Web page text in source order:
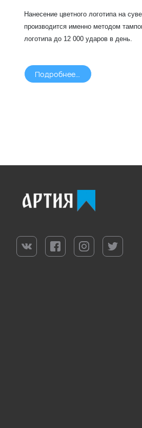
Нанесение цветного логотипа на
производится именно методом
логотипа до 12 000 ударов в день.